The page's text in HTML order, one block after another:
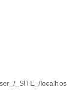
_SITE_/localhos